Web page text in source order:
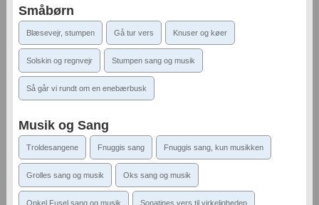
Småbørn
Blæsevejr, stumpen Gå tur vers Knuser og køer
Solskin og regnvejr Stumpen sang og musik
Så går vi rundt om en enebærbusk
Musik og Sang
Troldesangene Fnuggis sang Fnuggis sang, kun musikken
Grolles sang og musik Oks sang og musik
Onkel Fusel sang og musik Sonatines vers til virkeligheden